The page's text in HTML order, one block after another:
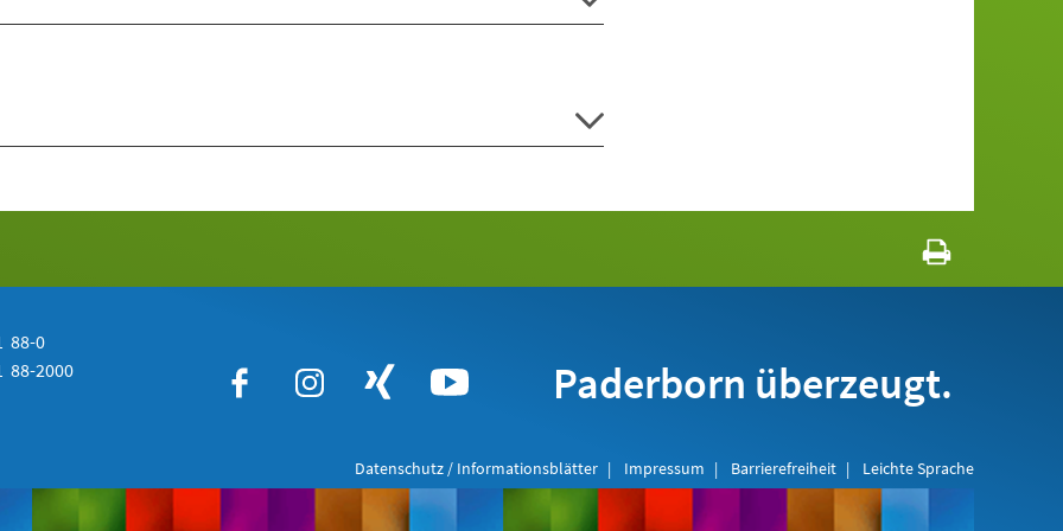
88-0
88-2000 Paderborn überzeugt.
Datenschutz / Informationsblätter Impressum Barrierefreiheit Leichte Sprache